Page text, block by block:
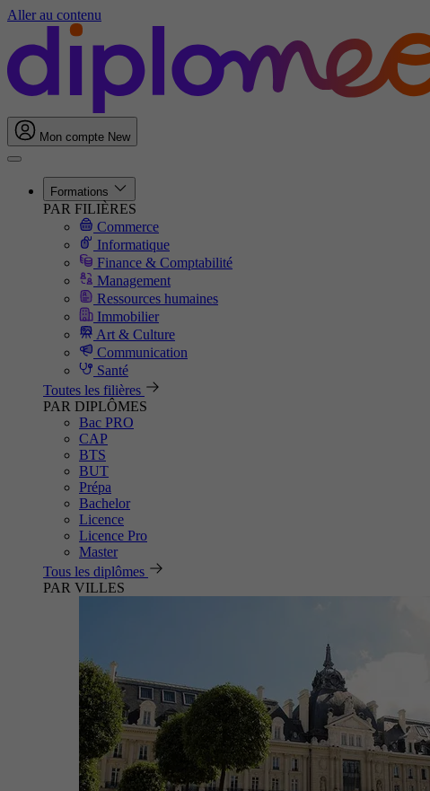
Aller au contenu
Mon compte New
Formations
PAR FILIÈRES
Commerce
Informatique
Finance & Comptabilité
Management
Ressources humaines
Immobilier
Art & Culture
Communication
Santé
Toutes les filières
PAR DIPLÔMES
Bac PRO
CAP
BTS
BUT
Prépa
Bachelor
Licence
Licence Pro
Master
Tous les diplômes
PAR VILLES